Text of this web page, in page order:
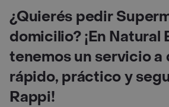
¿Quierés pedir
domicilio? ¡En Natural
tenemos un servicio a
rápido, práctico y
Rappi!